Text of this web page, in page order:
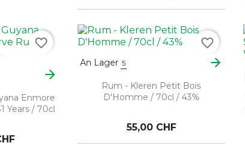
arrow_forward
Enmore
Years / 70cl
favorite_border
An Lager 5 arrow_forward
Rum - Kleren Petit Bois
D'Homme / 70cl / 43%
55,00 CHF
favorite_border